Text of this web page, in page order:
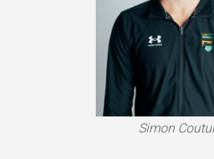
Simon